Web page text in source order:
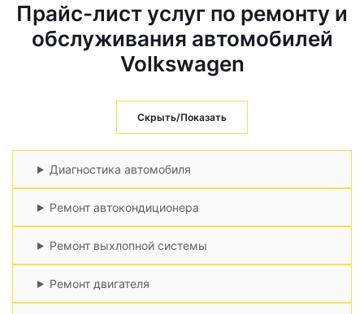
Прайс-лист услуг по ремонту и
обслуживания автомобилей
Volkswagen
Скрыть/Показать
Диагностика автомобиля
Ремонт автокондиционера
Ремонт выхлопной системы
Ремонт двигателя